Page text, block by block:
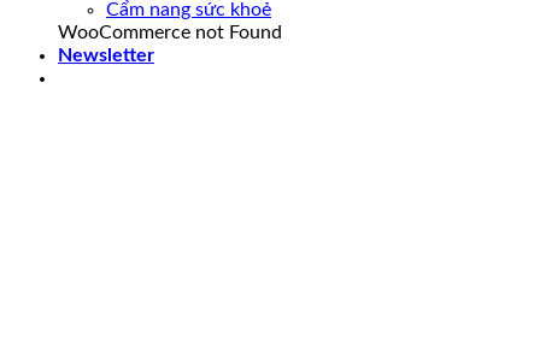
Cẩm nang sức khoẻ
WooCommerce not Found
Newsletter